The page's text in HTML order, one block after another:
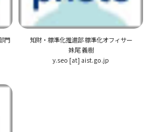
門
知財・標準化推進部 標準化オフィサー
妹尾 義樹
y.seo [at] aist.go.jp